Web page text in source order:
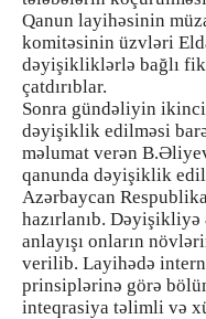
Qanun layihəsinin
komitəsinin üzvləri
dəyişikliklərlə bağlı
çatdırıblar.
Sonra gündəliyin ikinci
dəyişiklik edilməsi
məlumat verən
qanunda dəyişiklik
Azərbaycan
hazırlanıb.
anlayışı onların
verilib. Layihədə
prinsiplərinə görə
inteqrasiya təlimli və